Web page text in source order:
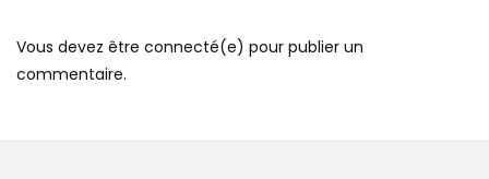
Vous devez être connecté(e) pour publier un
commentaire.